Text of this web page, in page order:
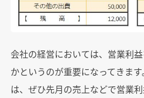
会社の経営においては、営業利
かというのが重要になってきま
は、ぜひ先月の売上などで営業